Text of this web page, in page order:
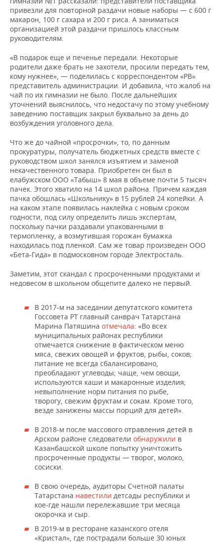
привезли для повторной раздачи новые наборы — с 600 г
макарон, 100 г сахара и 200 г риса. А заниматься
организацией этой раздачи пришлось классным
руководителям.
«В подарок еще и печенье передали. Некоторые
родители даже брать не захотели, просили передать тем,
кому нужнее», — поделилась с корреспондентом «РВ»
представитель администрации. И добавила, что жалоб на
чай по их гимназии не было. После дальнейших
уточнений выяснилось, что недостачу по этому учебному
заведению поставщик закрыл буквально за день до
возбуждения уголовного дела.
Что же до чайной «просрочки», то, по данным
прокуратуры, получатель бюджетных средств вместе с
руководством школ занялся изъятием и заменой
некачественного товара. Приобретен он был в
елабужском ООО «Табыш» 8 мая в объеме почти 5 тысяч
пачек. Этого хватило на 14 школ района. Причем каждая
пачка обошлась «Школьнику» в 15 рублей 24 копейки. А
на каком этапе появилась наклейка с новым сроком
годности, под силу определить лишь экспертам,
поскольку пачки раздавали упакованными в
термопленку, а возмутившая горожан бумажка
находилась под пленкой. Сам же товар произведен ООО
«Бета-Гида» в подмосковном городе Электросталь.
Заметим, этот скандал с просроченными продуктами и
недовесом в школьном общепите далеко не первый.
В 2017-м на заседании депутатского комитета
Госсовета РТ главный санврач Татарстана
Марина Патяшина отмечала: «Во всех
муниципальных районах республики
отмечается снижение в фактическом меню
мяса, свежих овощей и фруктов, рыбы, соков;
питание не всегда сбалансировано,
преобладают углеводы; чаще, чем овощи,
используются каши и макаронные изделия;
невыполнение норм питания по рыбе,
творогу, свежим фруктам и сокам. Кроме того,
везде занижены массы порций для детей».
В 2018-м после массового отравления детей в
Арском районе следователи обнаружили в
Казанбашской школе попытку уничтожить
просроченные продукты — творог, молоко,
сосиски.
В свою очередь, аудиторы Счетной палаты
Татарстана навестили детсады республики и
кое-где нашли перележавшие три месяца
окорочка и сыр.
В 2019-м в ресторане казанского отеля
«Кристал», где пострадали больше 30 юных